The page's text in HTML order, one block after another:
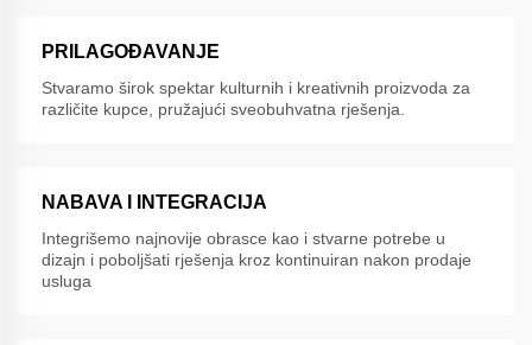
PRILAGOĐAVANJE
Stvaramo širok spektar kulturnih i kreativnih proizvoda za
različite kupce, pružajući sveobuhvatna rješenja.
NABAVA I INTEGRACIJA
Integrišemo najnovije obrasce kao i stvarne potrebe u
dizajn i poboljšati rješenja kroz kontinuiran nakon prodaje
usluga